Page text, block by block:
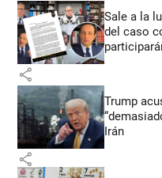
Sale a la
del caso
share
Trump
Irán
share